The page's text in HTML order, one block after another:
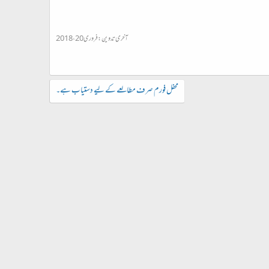
آخری تدوین:فروری 20، 2018
محفل فورم صرف مطالعے کے لیے دستیاب ہے۔